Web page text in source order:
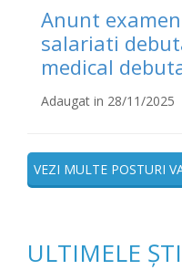
Anunt
salariati
medical
Adaugat in 28/11/2025
VEZI MULTE POSTURI
ULTIMELE